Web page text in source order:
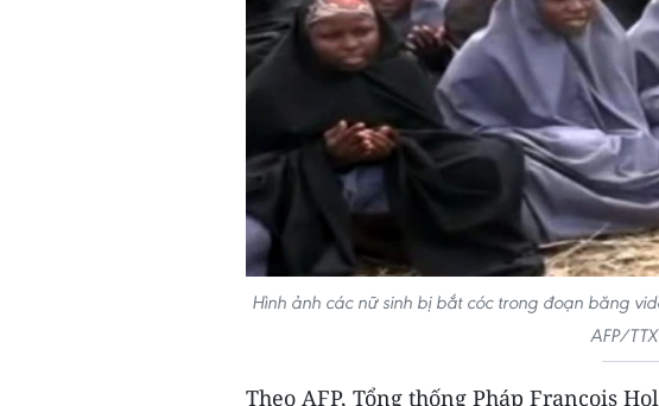
Hình ảnh các nữ sinh bị bắt cóc trong đoạn băng
AFP/
Theo AFP, Tổng thống Pháp Francois